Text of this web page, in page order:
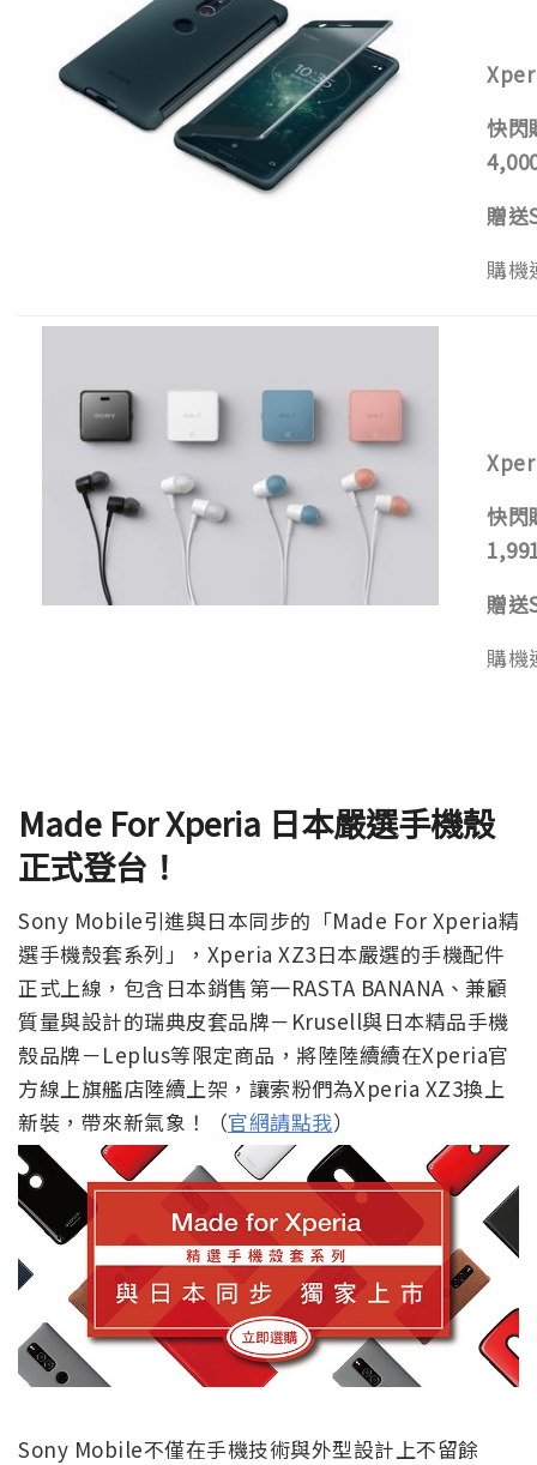
快閃
贈送
購機
快閃
贈送
購機
Made For Xperia 日本嚴選手機殼
正式登台！
Sony Mobile引進與日本同步的「Made For Xperia精
選手機殼套系列」，Xperia XZ3日本嚴選的手機配件
正式上線，包含日本銷售第一RASTA BANANA、兼顧
質量與設計的瑞典皮套品牌－Krusell與日本精品手機
殼品牌－Leplus等限定商品，將陸陸續續在Xperia官
方線上旗艦店陸續上架，讓索粉們為Xperia XZ3換上
新裝，帶來新氣象！（官網請點我）
Sony Mobile不僅在手機技術與外型設計上不留餘